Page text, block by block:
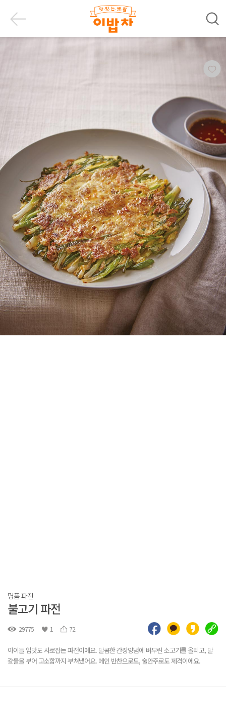
명품 파전
불고기 파전
29775 1 72
아이들 입맛도 사로잡는 파전이에요. 달콤한 간장양념에 버무린 소고기를 올리고, 달
걀물을 부어 고소함까지 부쳐냈어요. 메인 반찬으로도, 술안주로도 제격이에요.